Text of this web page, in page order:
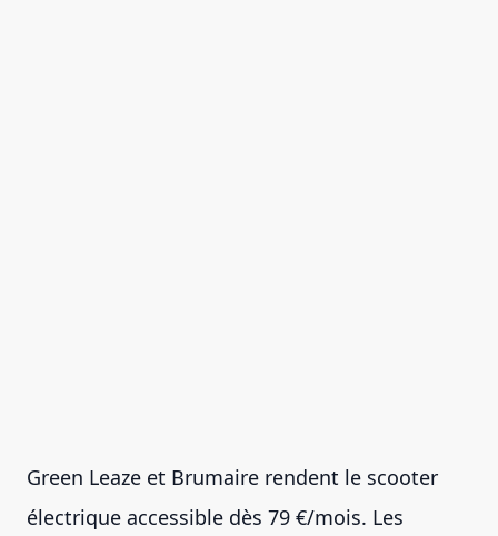
Green Leaze et Brumaire rendent le scooter
électrique accessible dès 79 €/mois. Les